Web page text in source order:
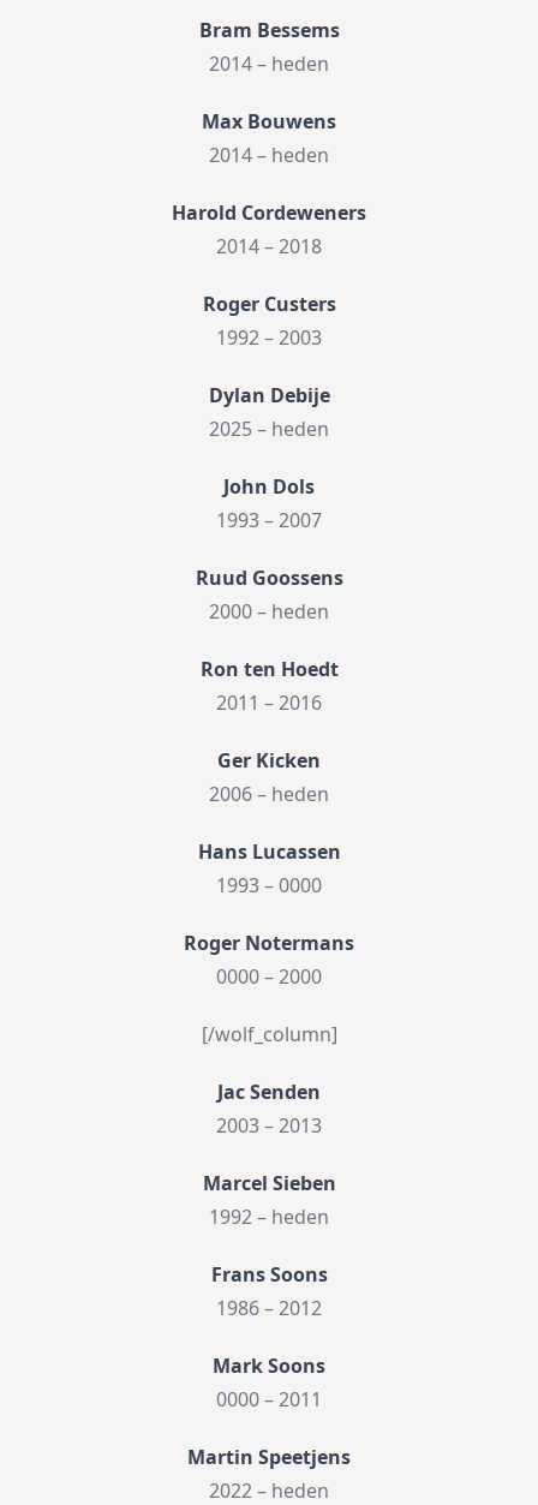
Bram Bessems
2014 – heden
Max Bouwens
2014 – heden
Harold Cordeweners
2014 – 2018
Roger Custers
1992 – 2003
Dylan Debije
2025 – heden
John Dols
1993 – 2007
Ruud Goossens
2000 – heden
Ron ten Hoedt
2011 – 2016
Ger Kicken
2006 – heden
Hans Lucassen
1993 – 0000
Roger Notermans
0000 – 2000
[/wolf_column]
Jac Senden
2003 – 2013
Marcel Sieben
1992 – heden
Frans Soons
1986 – 2012
Mark Soons
0000 – 2011
Martin Speetjens
2022 – heden